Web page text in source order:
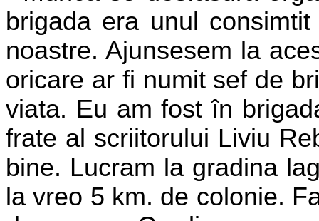
brigada era unul
noastre. Ajunsesem la
oricare ar fi numit sef de
viata. Eu am fost în
frate al scriitorului Liviu
bine. Lucram la gradina
la vreo 5 km. de colonie.